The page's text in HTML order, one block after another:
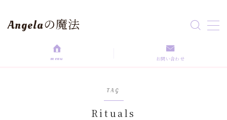
Angelaの魔法
menu お問い合わせ
TAG
Rituals